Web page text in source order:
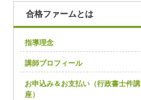
合格ファームとは
指導理念
講師プロフィール
お申込み＆お支払い（行政書士件講
座）